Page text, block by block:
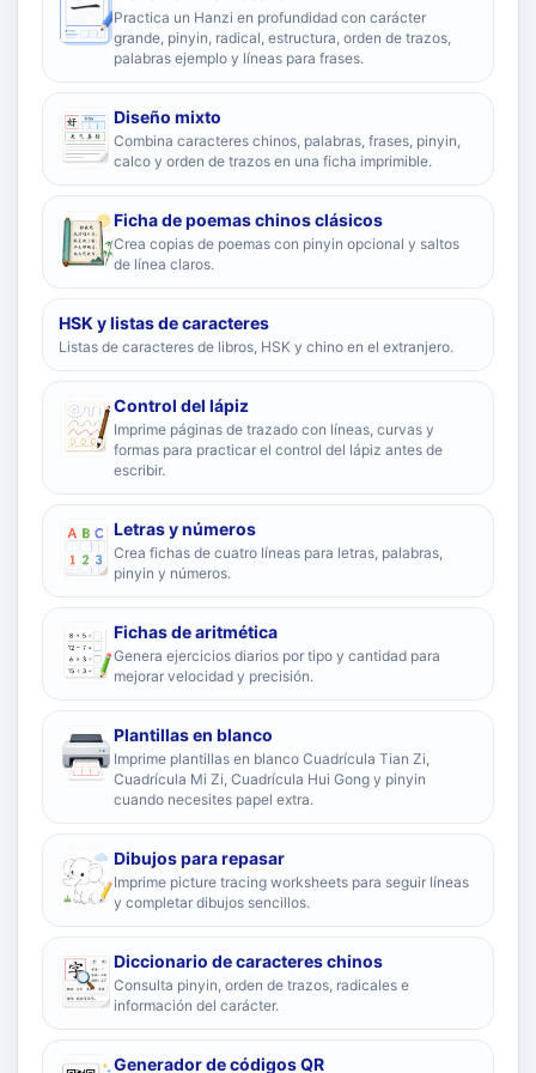
Practica un Hanzi en profundidad con carácter
grande, pinyin, radical, estructura, orden de trazos,
palabras ejemplo y líneas para frases.
Diseño mixto
Combina caracteres chinos, palabras, frases, pinyin,
calco y orden de trazos en una ficha imprimible.
Ficha de poemas chinos clásicos
Crea copias de poemas con pinyin opcional y saltos
de línea claros.
HSK y listas de caracteres
Listas de caracteres de libros, HSK y chino en el extranjero.
Control del lápiz
Imprime páginas de trazado con líneas, curvas y
formas para practicar el control del lápiz antes de
escribir.
Letras y números
Crea fichas de cuatro líneas para letras, palabras,
pinyin y números.
Fichas de aritmética
Genera ejercicios diarios por tipo y cantidad para
mejorar velocidad y precisión.
Plantillas en blanco
Imprime plantillas en blanco Cuadrícula Tian Zi,
Cuadrícula Mi Zi, Cuadrícula Hui Gong y pinyin
cuando necesites papel extra.
Dibujos para repasar
Imprime picture tracing worksheets para seguir líneas
y completar dibujos sencillos.
Diccionario de caracteres chinos
Consulta pinyin, orden de trazos, radicales e
información del carácter.
Generador de códigos QR